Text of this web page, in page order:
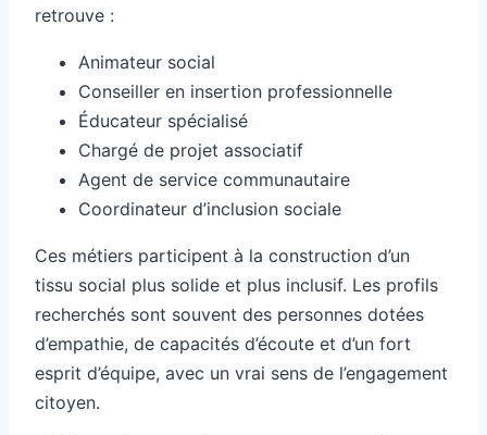
retrouve :
Animateur social
Conseiller en insertion professionnelle
Éducateur spécialisé
Chargé de projet associatif
Agent de service communautaire
Coordinateur d’inclusion sociale
Ces métiers participent à la construction d’un
tissu social plus solide et plus inclusif. Les profils
recherchés sont souvent des personnes dotées
d’empathie, de capacités d’écoute et d’un fort
esprit d’équipe, avec un vrai sens de l’engagement
citoyen.